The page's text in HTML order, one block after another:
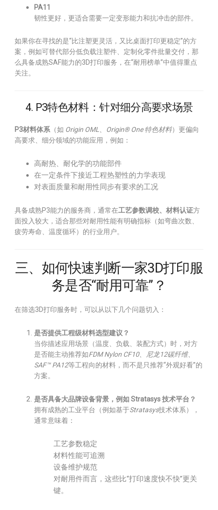
PA11
韧性更好，更适合需要一定变形能力和抗冲击的部件。
如果你在寻找的是“比注塑更灵活，又比桌面打印更稳定”的方
案，例如可替代部分低负载注塑件、定制化零件批量交付，那
么具备成熟SAF能力的3D打印服务，在“耐用榜单”中值得重点
关注。
4. P3特色材料：针对细分高要求场景
P3材料体系 （如 Origin OML、Origin® One 特色材料）更偏向
高要求、细分领域的功能应用，例如：
高耐热、耐化学的功能部件
在一定条件下接近工程热塑性的力学表现
对表面质量和耐用性同步有要求的工况
具备成熟P3能力的服务商，通常在工艺参数调校、材料认证方
面投入较大，适合那些对耐用性能有明确指标（如弯曲次数、
疲劳寿命、温度循环）的行业用户。
三、如何快速判断一家3D打印服
务是否“耐用可靠”？
在筛选3D打印服务时，可以从以下几个问题切入：
是否提供工程级材料选型建议？
当你描述应用场景（温度、负载、装配方式）时，对方
是否能主动推荐如FDM Nylon CF10、尼龙12碳纤维、
SAF™ PA12等工程向的材料，而不是只推荐“外观好看”的
方案。
是否具备大品牌设备背景，例如 Stratasys 技术平台？
拥有成熟的工业平台（例如基于Stratasys技术体系），
通常意味着：
工艺参数稳定
材料性能可追溯
设备维护规范
对耐用件而言，这些比“打印速度快不快”更关
键。